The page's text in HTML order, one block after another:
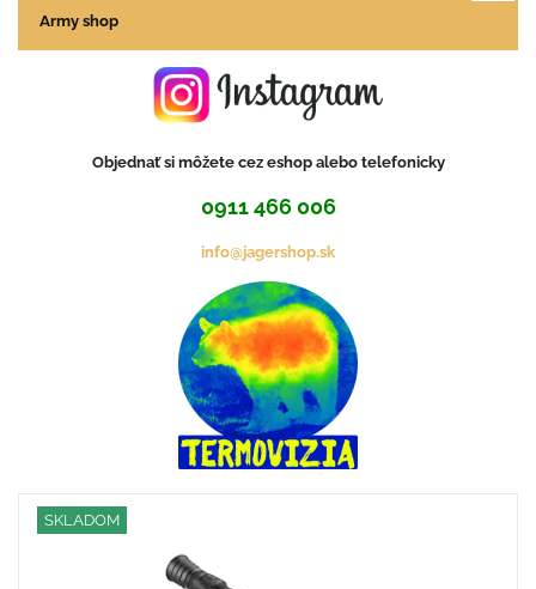
Army shop
Objednať si môžete cez eshop alebo telefonicky
0911 466 006
info@jagershop.sk
SKLADOM